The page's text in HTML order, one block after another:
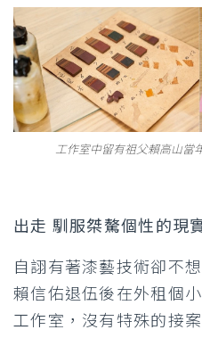
工作室中留有祖父賴高山當
出走 馴服桀驁個性的現
自詡有著漆藝技術卻不
賴信佑退伍後在外租個
工作室，沒有特殊的接